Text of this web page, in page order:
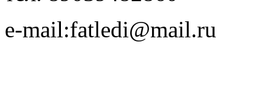
e-mail:fatledi@mail.ru